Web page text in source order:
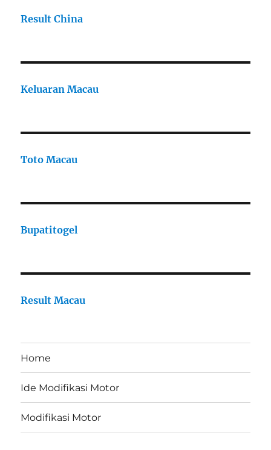
Result China
Keluaran Macau
Toto Macau
Bupatitogel
Result Macau
Home
Ide Modifikasi Motor
Modifikasi Motor